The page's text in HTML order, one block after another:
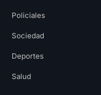
Policiales
Sociedad
Deportes
Salud